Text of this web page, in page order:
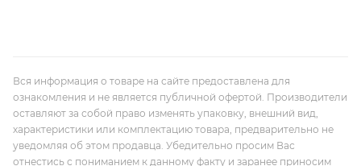
Вся информация о товаре на сайте предоставлена для
ознакомления и не является публичной офертой. Производители
оставляют за собой право изменять упаковку, внешний вид,
характеристики или комплектацию товара, предварительно не
уведомляя об этом продавца. Убедительно просим Вас
отнестись с пониманием к данному факту и заранее приносим